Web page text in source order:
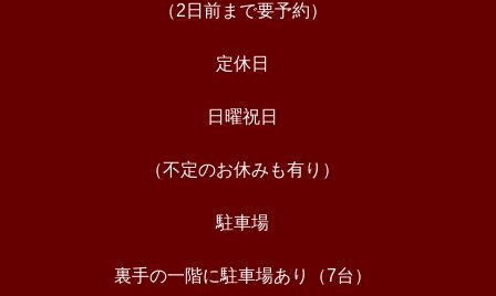
（2日前まで要予約）
定休日
日曜祝日
（不定のお休みも有り）
駐車場
裏手の一階に駐車場あり（7台）